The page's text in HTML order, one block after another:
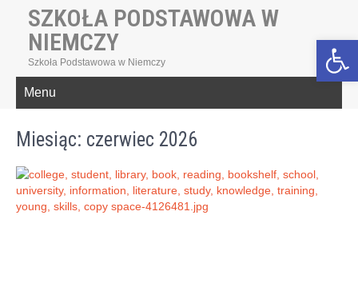
Open toolbar
SZKOŁA PODSTAWOWA W
NIEMCZY
Szkoła Podstawowa w Niemczy
Menu
Miesiąc: czerwiec 2026